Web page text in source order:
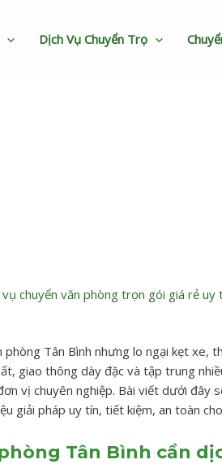
Dịch Vụ Chuyển Trọ
vụ chuyển văn phòng trọn gói giá rẻ
phòng Tân Bình nhưng lo ngại kẹt
giao thông dày đặc và tập trung
vị chuyên nghiệp. Bài viết dưới đây
giải pháp uy tín, tiết kiệm, an toàn
Tân Bình cần